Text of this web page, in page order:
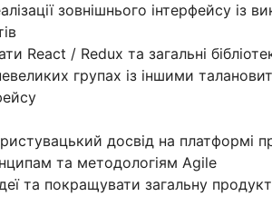
зовнішнього інтерфейсу із
React / Redux та загальні
групах із іншими
досвід на платформі
та методологіям Agile
та покращувати загальну